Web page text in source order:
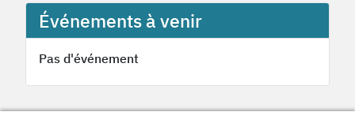
Événements à venir
Pas d'événement